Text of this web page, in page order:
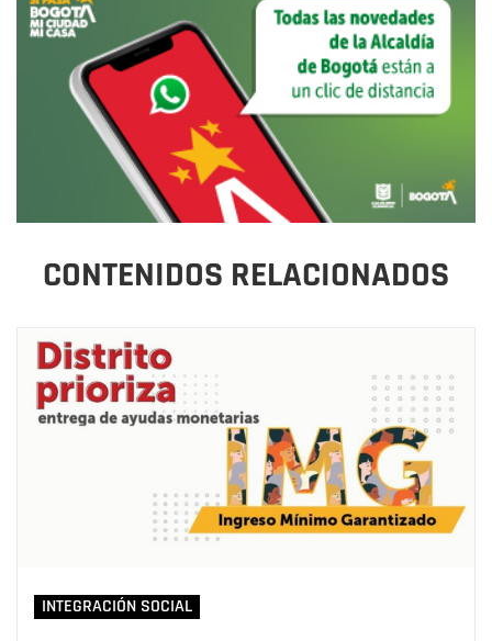
CONTENIDOS RELACIONADOS
INTEGRACIÓN SOCIAL